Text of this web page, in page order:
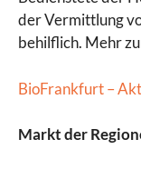
der Vermittlung
behilflich. Mehr
BioFrankfurt –
Markt der